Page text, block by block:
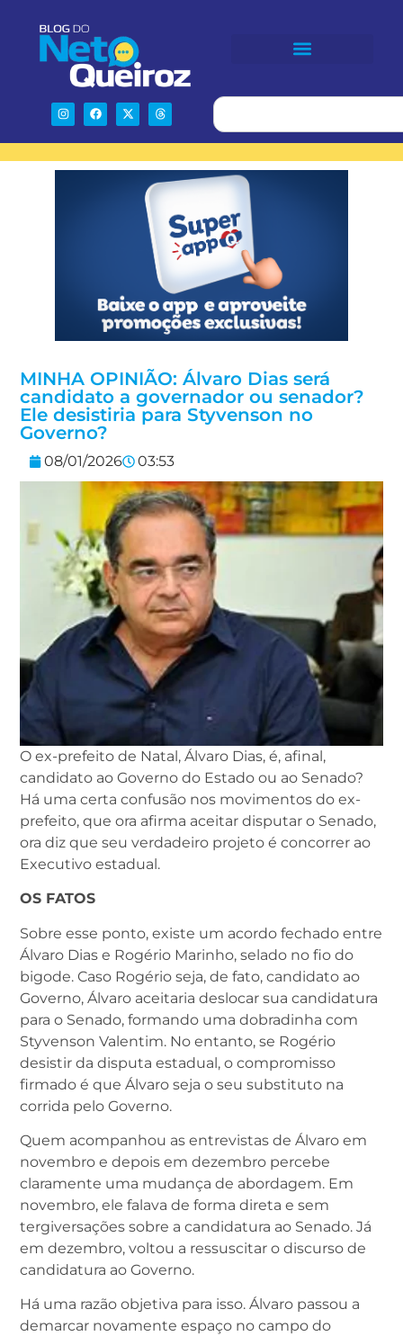
MINHA OPINIÃO: Álvaro Dias será
candidato a governador ou senador?
Ele desistiria para Styvenson no
Governo?
08/01/2026 03:53
O ex-prefeito de Natal, Álvaro Dias, é, afinal,
candidato ao Governo do Estado ou ao Senado?
Há uma certa confusão nos movimentos do ex-
prefeito, que ora afirma aceitar disputar o Senado,
ora diz que seu verdadeiro projeto é concorrer ao
Executivo estadual.
OS FATOS
Sobre esse ponto, existe um acordo fechado entre
Álvaro Dias e Rogério Marinho, selado no fio do
bigode. Caso Rogério seja, de fato, candidato ao
Governo, Álvaro aceitaria deslocar sua candidatura
para o Senado, formando uma dobradinha com
Styvenson Valentim. No entanto, se Rogério
desistir da disputa estadual, o compromisso
firmado é que Álvaro seja o seu substituto na
corrida pelo Governo.
Quem acompanhou as entrevistas de Álvaro em
novembro e depois em dezembro percebe
claramente uma mudança de abordagem. Em
novembro, ele falava de forma direta e sem
tergiversações sobre a candidatura ao Senado. Já
em dezembro, voltou a ressuscitar o discurso de
candidatura ao Governo.
Há uma razão objetiva para isso. Álvaro passou a
demarcar novamente espaço no campo do